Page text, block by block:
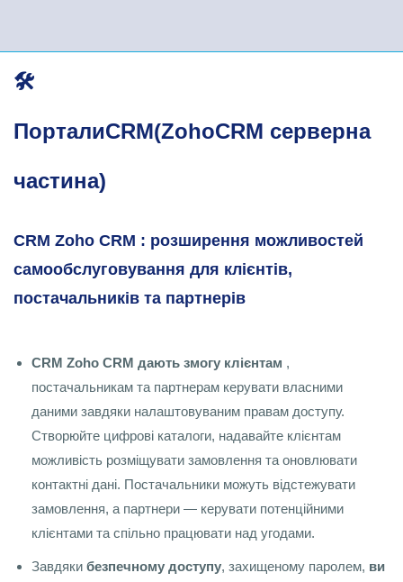
🛠️
ПорталиCRM(ZohoCRM серверна
частина)
CRM Zoho CRM : розширення можливостей
самообслуговування для клієнтів,
постачальників та партнерів
CRM Zoho CRM дають змогу клієнтам ,
постачальникам та партнерам керувати власними
даними завдяки налаштовуваним правам доступу.
Створюйте цифрові каталоги, надавайте клієнтам
можливість розміщувати замовлення та оновлювати
контактні дані. Постачальники можуть відстежувати
замовлення, а партнери — керувати потенційними
клієнтами та спільно працювати над угодами.
Завдяки безпечному доступу, захищеному паролем, ви